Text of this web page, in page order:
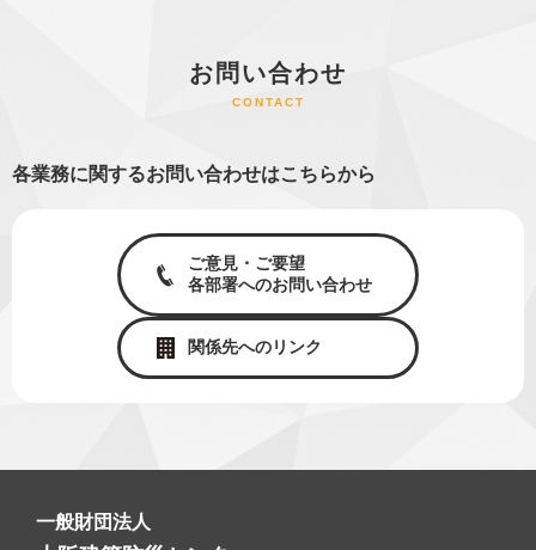
お問い合わせ
CONTACT
各業務に関するお問い合わせはこちらから
ご意見・ご要望
各部署へのお問い合わせ
関係先へのリンク
一般財団法人